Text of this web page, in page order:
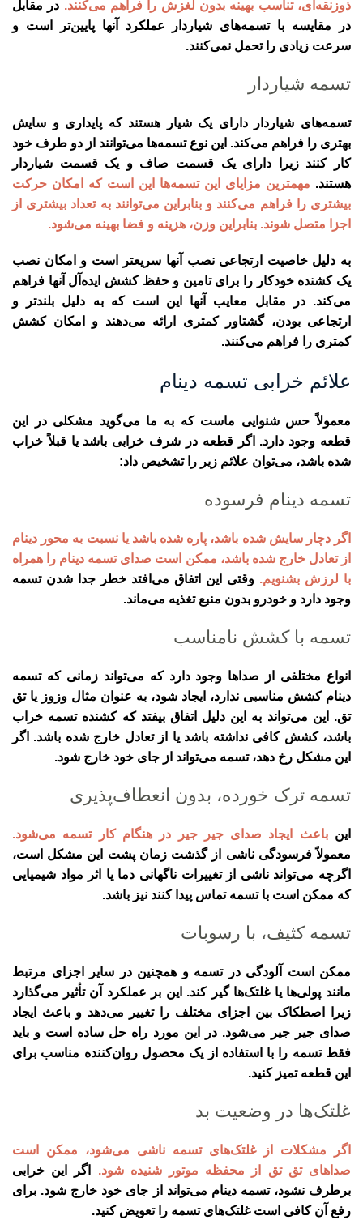
ذوزنقه‌ای، تناسب بهینه بدون لغزش را فراهم می‌کنند. در مقابل
در مقایسه با تسمه‌های شیاردار عملکرد آنها پایین‌تر است و
سرعت زیادی را تحمل نمی‌کنند.
تسمه شیاردار
تسمه‌های شیاردار دارای یک شیار هستند که پایداری و سایش
بهتری را فراهم می‌کند. این نوع تسمه‌ها می‌توانند از دو طرف خود
کار کنند زیرا دارای یک قسمت صاف و یک قسمت شیاردار
هستند. مهمترین مزایای این تسمه‌ها این است که امکان حرکت
بیشتری را فراهم می‌کنند و بنابراین می‌توانند به تعداد بیشتری از
اجزا متصل شوند. بنابراین وزن، هزینه و فضا بهینه می‌شود.
به دلیل خاصیت ارتجاعی نصب آنها سریعتر است و امکان نصب
یک کشنده خودکار را برای تامین و حفظ کشش ایده‌آل آنها فراهم
می‌کند. در مقابل معایب آنها این است که به دلیل بلندتر و
ارتجاعی بودن، گشتاور کمتری ارائه می‌دهند و امکان کشش
کمتری را فراهم می‌کنند.
علائم خرابی تسمه دینام
معمولاً حس شنوایی ماست که به ما می‌گوید مشکلی در این
قطعه وجود دارد. اگر قطعه در شرف خرابی باشد یا قبلاً خراب
شده باشد، می‌توان علائم زیر را تشخیص داد:
تسمه دینام فرسوده
اگر دچار سایش شده باشد، پاره شده باشد یا نسبت به محور دینام
از تعادل خارج شده باشد، ممکن است صدای تسمه دینام را همراه
با لرزش بشنویم. وقتی این اتفاق می‌افتد خطر جدا شدن تسمه
وجود دارد و خودرو بدون منبع تغذیه می‌ماند.
تسمه با کشش نامناسب
انواع مختلفی از صداها وجود دارد که می‌تواند زمانی که تسمه
دینام کشش مناسبی ندارد، ایجاد شود، به عنوان مثال وزوز یا تق
تق. این می‌تواند به این دلیل اتفاق بیفتد که کشنده تسمه خراب
باشد، کشش کافی نداشته باشد یا از تعادل خارج شده باشد. اگر
این مشکل رخ دهد، تسمه می‌تواند از جای خود خارج شود.
تسمه ترک خورده، بدون انعطاف‌پذیری
اینباعث ایجاد صدای جیر جیر در هنگام کار تسمه می‌شود.
معمولاً فرسودگی ناشی از گذشت زمان پشت این مشکل است،
اگرچه می‌تواند ناشی از تغییرات ناگهانی دما یا اثر مواد شیمیایی
که ممکن است با تسمه تماس پیدا کنند نیز باشد.
تسمه کثیف، با رسوبات
ممکن است آلودگی در تسمه و همچنین در سایر اجزای مرتبط
مانند پولی‌ها یا غلتک‌ها گیر کند. این بر عملکرد آن تأثیر می‌گذارد
زیرا اصطکاک بین اجزای مختلف را تغییر می‌دهد و باعث ایجاد
صدای جیر جیر می‌شود. در این مورد راه حل ساده است و باید
فقط تسمه را با استفاده از یک محصول روان‌کننده مناسب برای
این قطعه تمیز کنید.
غلتک‌ها در وضعیت بد
اگر مشکلات از غلتک‌های تسمه ناشی می‌شود، ممکن است
صداهای تق تق از محفظه موتور شنیده شود. اگر این خرابی
برطرف نشود، تسمه دینام می‌تواند از جای خود خارج شود. برای
رفع آن کافی است غلتک‌های تسمه را تعویض کنید.